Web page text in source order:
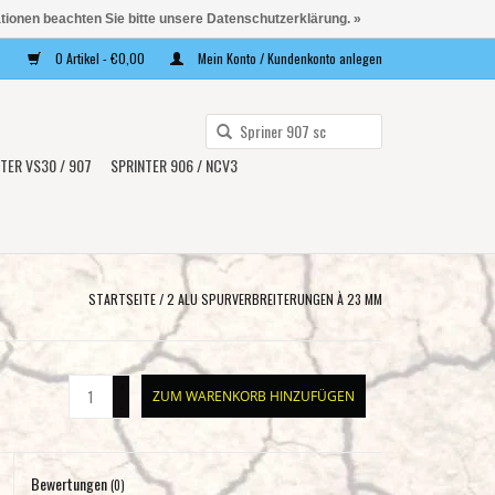
0 Artikel - €0,00 Mein Konto / Kundenkonto anlegen
verfügbare
die
VS30 / 907
SPRINTER 906 / NCV3
STARTSEITE/2 ALU SPURVERBREITERUNGEN À 23 MM
ZUM WARENKORB HINZUFÜGEN
Bewertungen(0)
beachten Sie bitte unsere Datenschutzerklärung. »